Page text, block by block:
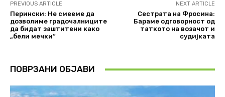
PREVIOUS ARTICLE
Перински: Не смееме да
дозволиме градочалниците
да бидат заштитени како
„бели мечки“
NEXT ARTICLE
Сестрата на Фросина:
Бараме одговорност од
таткото на возачот и
судијката
ПОВРЗАНИ ОБЈАВИ